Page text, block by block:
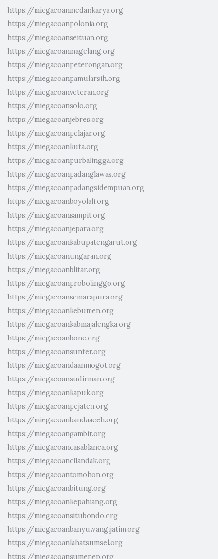
https://miegacoanmedankarya.org
https://miegacoanpolonia.org
https://miegacoanseituan.org
https://miegacoanmagelang.org
https://miegacoanpeterongan.org
https://miegacoanpamularsih.org
https://miegacoanveteran.org
https://miegacoansolo.org
https://miegacoanjebres.org
https://miegacoanpelajar.org
https://miegacoankuta.org
https://miegacoanpurbalingga.org
https://miegacoanpadanglawas.org
https://miegacoanpadangsidempuan.org
https://miegacoanboyolali.org
https://miegacoansampit.org
https://miegacoanjepara.org
https://miegacoankabupatengarut.org
https://miegacoanungaran.org
https://miegacoanblitar.org
https://miegacoanprobolinggo.org
https://miegacoansemarapura.org
https://miegacoankebumen.org
https://miegacoankabmajalengka.org
https://miegacoanbone.org
https://miegacoansunter.org
https://miegacoandaanmogot.org
https://miegacoansudirman.org
https://miegacoankapuk.org
https://miegacoanpejaten.org
https://miegacoanbandaaceh.org
https://miegacoangambir.org
https://miegacoancasablanca.org
https://miegacoancilandak.org
https://miegacoantomohon.org
https://miegacoanbitung.org
https://miegacoankepahiang.org
https://miegacoansitubondo.org
https://miegacoanbanyuwangijatim.org
https://miegacoanlahatsumsel.org
https://miegacoansumenep.org